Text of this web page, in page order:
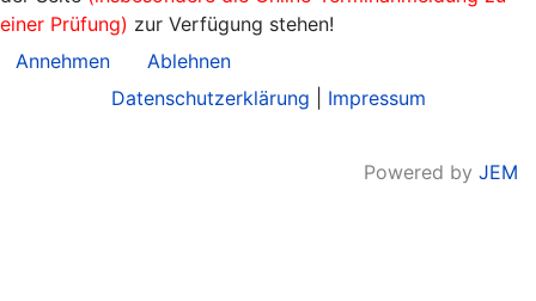
Powered by JEM
einer Prüfung) zur Verfügung stehen!
Annehmen
Ablehnen
Datenschutzerklärung
Impressum